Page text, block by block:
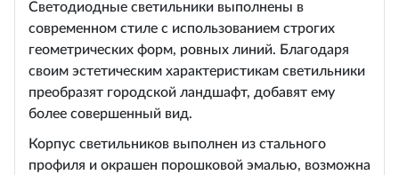
Светодиодные светильники выполнены в
современном стиле с использованием строгих
геометрических форм, ровных линий. Благодаря
своим эстетическим характеристикам светильники
преобразят городской ландшафт, добавят ему
более совершенный вид.
Корпус светильников выполнен из стального
профиля и окрашен порошковой эмалью, возможна